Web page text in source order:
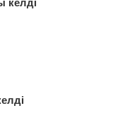
келді